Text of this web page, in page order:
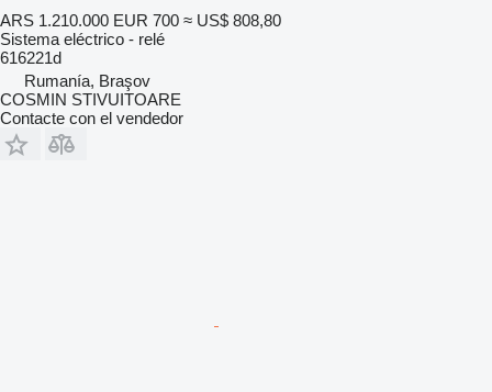
ARS 1.210.000 EUR 700 ≈ US$ 808,80
Sistema eléctrico - relé
616221d
Rumanía, Braşov
COSMIN STIVUITOARE
Contacte con el vendedor